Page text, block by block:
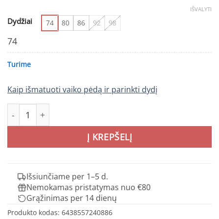
Dydžiai 74 80 86 92 98
IŠVALYTI
74
Turime
Kaip išmatuoti vaiko pėdą ir parinkti dydį
produkto kiekis: REIMA Gotland 5100117C
Į KREPŠELĮ
Išsiunčiame per 1–5 d.
Nemokamas pristatymas nuo €80
Grąžinimas per 14 dienų
Produkto kodas: 6438557240886